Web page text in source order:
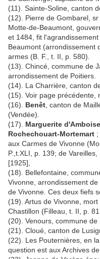
(11). Sainte-Soline, canton
(12). Pierre de Gombarel,
Motte-de-Beaumont,
et 1484, fit
Beaumont (arrondissement
armes (B. F., t. II, p. 580).
(13). Chincé, commune de
arrondissement de Poitiers.
(14). La Charrière, canton
(15). Voir page précédente,
(16). Benêt , canton de
(Vendée).
(17). Marguerite
Rochechouart-Mortemart
aux Carmes de Vivonne
P.,t.XLI, p. 139; de
[1925],
(18). Bellefontaine,
Vivonne, arrondissement
de Vivonne. Ces deux fiefs
(19). Artus de Vivonne,
Chastillon (Filleau, t. II, p.
(20). Venours, commune de
(21). Cloué, canton de
(22). Les Pouternières, en
question est aux Archives